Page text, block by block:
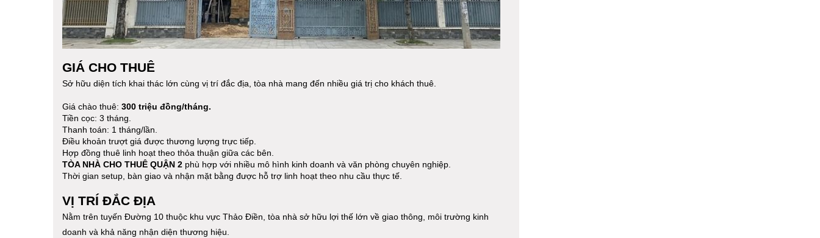
GIÁ CHO THUÊ
Sở hữu diện tích khai thác lớn cùng vị trí đắc địa, tòa nhà mang đến nhiều giá trị cho khách thuê.
Giá chào thuê: 300 triệu đồng/tháng.
Tiền cọc: 3 tháng.
Thanh toán: 1 tháng/lần.
Điều khoản trượt giá được thương lượng trực tiếp.
Hợp đồng thuê linh hoạt theo thỏa thuận giữa các bên.
TÒA NHÀ CHO THUÊ QUẬN 2 phù hợp với nhiều mô hình kinh doanh và văn phòng chuyên nghiệp.
Thời gian setup, bàn giao và nhận mặt bằng được hỗ trợ linh hoạt theo nhu cầu thực tế.
VỊ TRÍ ĐẮC ĐỊA
Nằm trên tuyến Đường 10 thuộc khu vực Thảo Điền, tòa nhà sở hữu lợi thế lớn về giao thông, môi trường kinh
doanh và khả năng nhận diện thương hiệu.